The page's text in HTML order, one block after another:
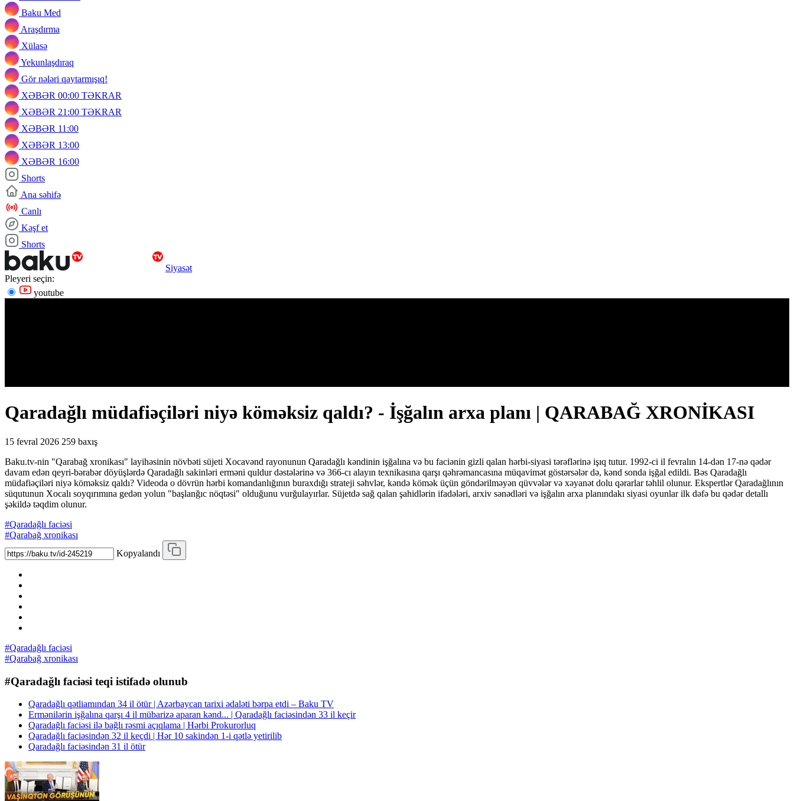
Baku Med
Araşdırma
Xülasə
Yekunlaşdıraq
Gör nələri qaytarmışıq!
XƏBƏR 00:00 TƏKRAR
XƏBƏR 21:00 TƏKRAR
XƏBƏR 11:00
XƏBƏR 13:00
XƏBƏR 16:00
Shorts
Ana səhifə
Canlı
Kəşf et
Shorts
Siyasət
Pleyeri seçin:
youtube
Qaradağlı müdafiəçiləri niyə köməksiz qaldı? - İşğalın arxa planı | QARABAĞ XRONİKASI
15 fevral 2026 259 baxış
Baku.tv-nin "Qarabağ xronikası" layihəsinin növbəti süjeti Xocavənd rayonunun Qaradağlı kəndinin işğalına və bu faciənin gizli qalan hərbi-siyasi tərəflərinə işıq tutur. 1992-ci il fevralın 14-dən 17-nə qədər
davam edən qeyri-bərabər döyüşlərdə Qaradağlı sakinləri erməni quldur dəstələrinə və 366-cı alayın texnikasına qarşı qəhrəmancasına müqavimət göstərsələr də, kənd sonda işğal edildi. Bəs Qaradağlı
müdafiəçiləri niyə köməksiz qaldı? Videoda o dövrün hərbi komandanlığının buraxdığı strateji səhvlər, kəndə kömək üçün göndərilməyən qüvvələr və xəyanət dolu qərarlar təhlil olunur. Ekspertlər Qaradağlının
süqutunun Xocalı soyqırımına gedən yolun "başlanğıc nöqtəsi" olduğunu vurğulayırlar. Süjetdə sağ qalan şahidlərin ifadələri, arxiv sənədləri və işğalın arxa planındakı siyasi oyunlar ilk dəfə bu qədər detallı
şəkildə təqdim olunur.
#Qaradağlı faciəsi
#Qarabağ xronikası
Kopyalandı
#Qaradağlı faciəsi
#Qarabağ xronikası
#Qaradağlı faciəsi teqi istifadə olunub
Qaradağlı qətliamından 34 il ötür | Azərbaycan tarixi ədaləti bərpa etdi – Baku TV
Ermənilərin işğalına qarşı 4 il mübarizə aparan kənd... | Qaradağlı faciəsindən 33 il keçir
Qaradağlı faciəsi ilə bağlı rəsmi açıqlama | Hərbi Prokurorluq
Qaradağlı faciəsindən 32 il keçdi | Hər 10 sakindən 1-i qətlə yetirilib
Qaradağlı faciəsindən 31 il ötür